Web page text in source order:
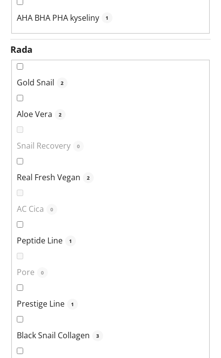
AHA BHA PHA kyseliny 1
Rada
Gold Snail 2
Aloe Vera 2
Snail Recovery 0
Real Fresh Vegan 2
AC Cica 0
Peptide Line 1
Pore 0
Prestige Line 1
Black Snail Collagen 3